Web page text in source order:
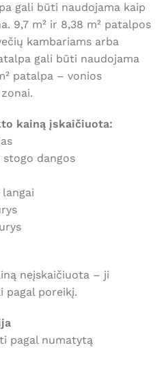
gali būti naudojama kaip
9,7 m² ir 8,38 m² patalpos
kambariams arba
gali būti naudojama
patalpa – vonios
kainą įskaičiuota:
dangos
neįskaičiuota – ji
pagal poreikį.
pagal numatytą